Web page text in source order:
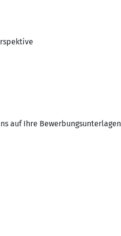
auf Ihre Bewerbungsunterlagen